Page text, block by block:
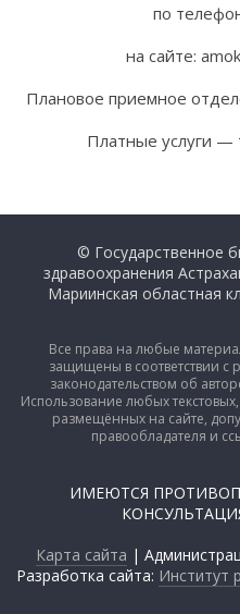
по
на сайте:
Плановое приемное
Платные услуги —
© Государственное
здравоохранения
Мариинская областная
Все права на любые
защищены в соответствии
законодательством об
Использование любых
размещённых на сайте,
правообладателя и
ИМЕЮТСЯ
Карта сайта |
Разработка сайта: Институт